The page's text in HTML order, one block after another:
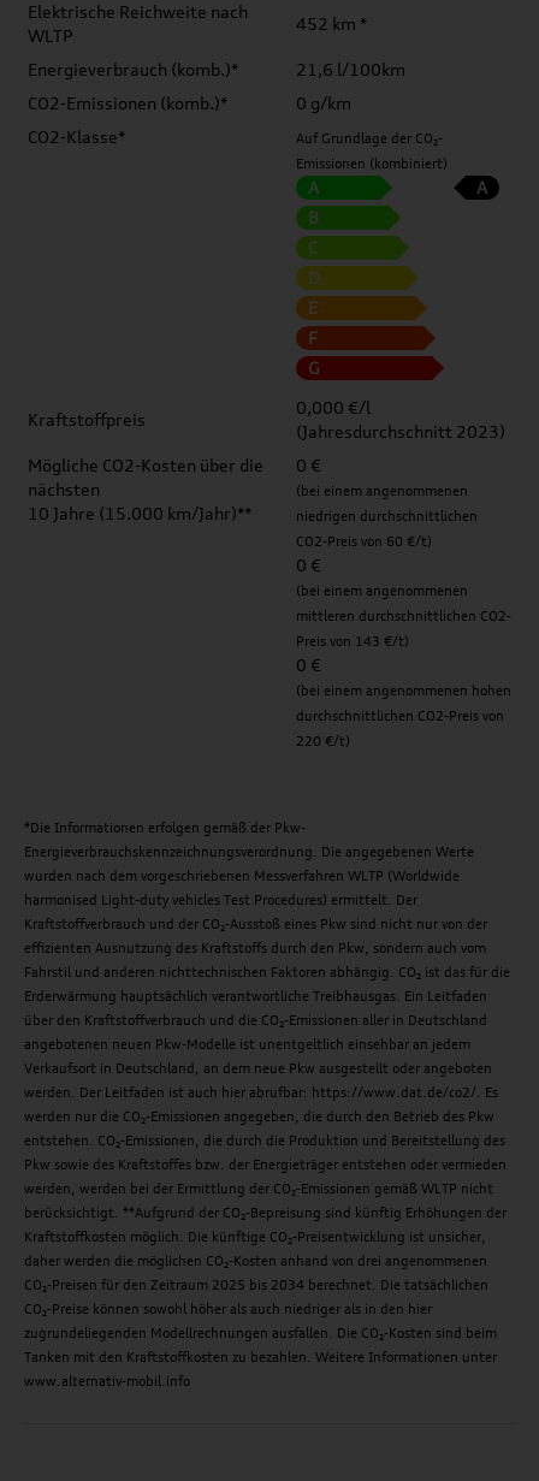
Elektrische Reichweite nach
WLTP
452 km *
Energieverbrauch (komb.)*
21,6 l/100km
CO2-Emissionen (komb.)*
0 g/km
CO2-Klasse*
Auf Grundlage der CO₂-
Emissionen (kombiniert)
A
B
C
D
E
F
G
A
Kraftstoffpreis
0,000 €/l
(Jahresdurchschnitt 2023)
Mögliche CO2-Kosten über die
nächsten
10 Jahre (15.000 km/Jahr)**
0 €
(bei einem angenommenen
niedrigen durchschnittlichen
CO2-Preis von 60 €/t)
0 €
(bei einem angenommenen
mittleren durchschnittlichen CO2-
Preis von 143 €/t)
0 €
(bei einem angenommenen hohen
durchschnittlichen CO2-Preis von
220 €/t)
*Die Informationen erfolgen gemäß der Pkw-
Energieverbrauchskennzeichnungsverordnung. Die angegebenen Werte
wurden nach dem vorgeschriebenen Messverfahren WLTP (Worldwide
harmonised Light-duty vehicles Test Procedures) ermittelt. Der
Kraftstoffverbrauch und der CO₂-Ausstoß eines Pkw sind nicht nur von der
effizienten Ausnutzung des Kraftstoffs durch den Pkw, sondern auch vom
Fahrstil und anderen nichttechnischen Faktoren abhängig. CO₂ ist das für die
Erderwärmung hauptsächlich verantwortliche Treibhausgas. Ein Leitfaden
über den Kraftstoffverbrauch und die CO₂-Emissionen aller in Deutschland
angebotenen neuen Pkw-Modelle ist unentgeltlich einsehbar an jedem
Verkaufsort in Deutschland, an dem neue Pkw ausgestellt oder angeboten
werden. Der Leitfaden ist auch hier abrufbar: https://www.dat.de/co2/. Es
werden nur die CO₂-Emissionen angegeben, die durch den Betrieb des Pkw
entstehen. CO₂-Emissionen, die durch die Produktion und Bereitstellung des
Pkw sowie des Kraftstoffes bzw. der Energieträger entstehen oder vermieden
werden, werden bei der Ermittlung der CO₂-Emissionen gemäß WLTP nicht
berücksichtigt. **Aufgrund der CO₂-Bepreisung sind künftig Erhöhungen der
Kraftstoffkosten möglich. Die künftige CO₂-Preisentwicklung ist unsicher,
daher werden die möglichen CO₂-Kosten anhand von drei angenommenen
CO₂-Preisen für den Zeitraum 2025 bis 2034 berechnet. Die tatsächlichen
CO₂-Preise können sowohl höher als auch niedriger als in den hier
zugrundeliegenden Modellrechnungen ausfallen. Die CO₂-Kosten sind beim
Tanken mit den Kraftstoffkosten zu bezahlen. Weitere Informationen unter
www.alternativ-mobil.info